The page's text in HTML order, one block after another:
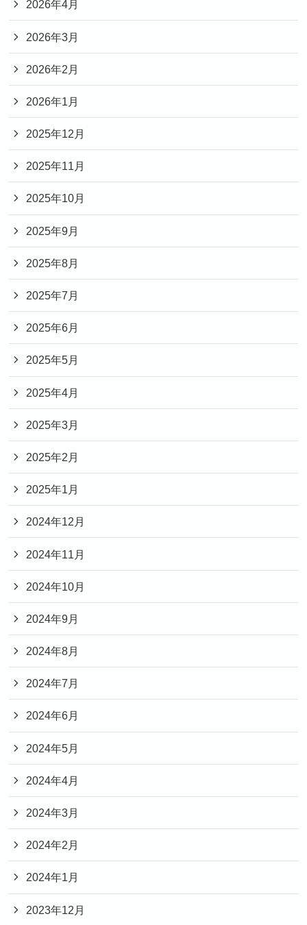
2026年4月
2026年3月
2026年2月
2026年1月
2025年12月
2025年11月
2025年10月
2025年9月
2025年8月
2025年7月
2025年6月
2025年5月
2025年4月
2025年3月
2025年2月
2025年1月
2024年12月
2024年11月
2024年10月
2024年9月
2024年8月
2024年7月
2024年6月
2024年5月
2024年4月
2024年3月
2024年2月
2024年1月
2023年12月